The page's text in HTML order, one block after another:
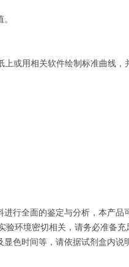
上或用相关软件绘制 标准曲线 ，
行全面的鉴定与分析，本产品
环境密切相关，请务必准备充
色时间等，请依据试剂盒内说